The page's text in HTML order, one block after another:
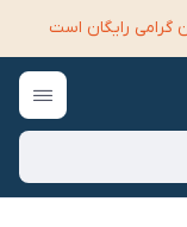
گرامی رایگان است